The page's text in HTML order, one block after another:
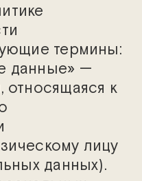
термины:
данные» —
к
лицу
данных).